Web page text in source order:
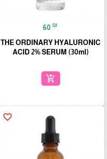
60 ₪
THE ORDINARY HYALURONIC
ACID 2% SERUM (30ml)
add_shopping_cart
favorite_border